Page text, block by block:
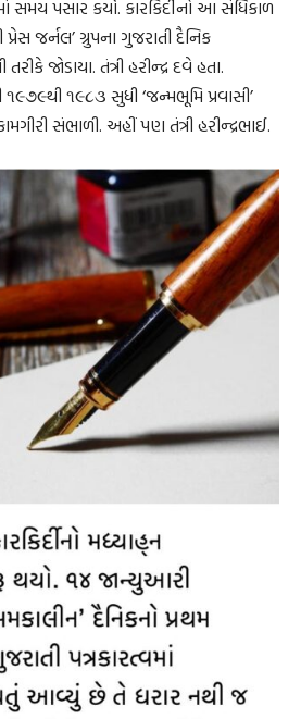
સમય પસાર કર્યો. કારકિર્દીનો આ સંધિકાળ
જર્નલ’ ગ્રુપના ગુજરાતી દૈનિક
જોડાયા. તંત્રી હરીન્દ્ર દવે હતા.
૧૯૮૩ સુધી ‘જન્મભૂમિ પ્રવાસી’
સંભાળી. અહીં પણ તંત્રી હરીન્દ્રભાઈ.